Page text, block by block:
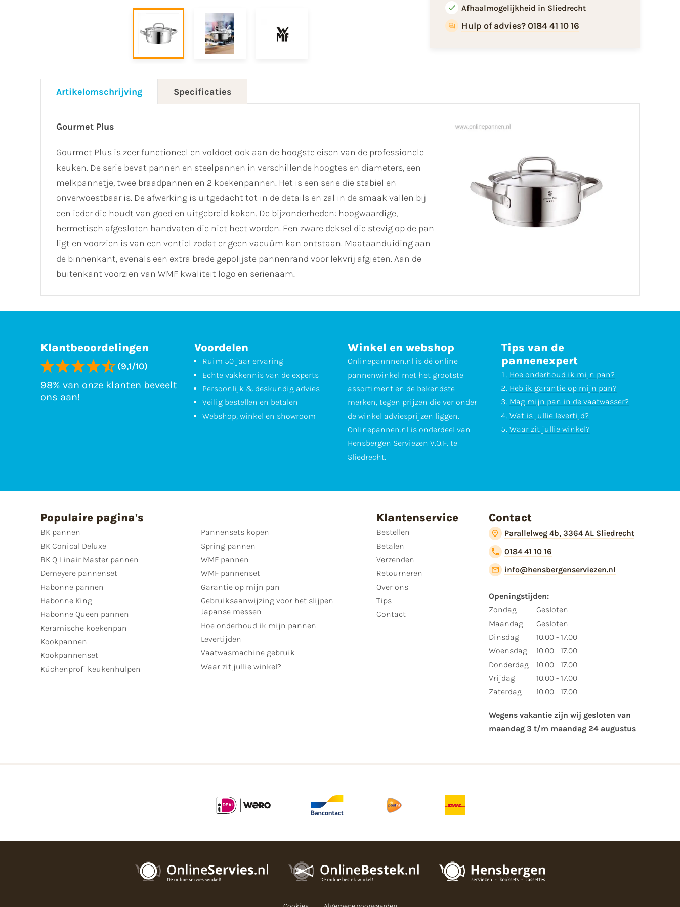
Afhaalmogelijkheid in Sliedrecht
Hulp of advies? 0184 41 10 16
Artikelomschrijving Specificaties
Gourmet Plus
Gourmet Plus is zeer functioneel en voldoet ook aan de hoogste eisen van de professionele
keuken. De serie bevat pannen en steelpannen in verschillende hoogtes en diameters, een
melkpannetje, twee braadpannen en 2 koekenpannen. Het is een serie die stabiel en
onverwoestbaar is. De afwerking is uitgedacht tot in de details en zal in de smaak vallen bij
een ieder die houdt van goed en uitgebreid koken. De bijzonderheden: hoogwaardige,
hermetisch afgesloten handvaten die niet heet worden. Een zware deksel die stevig op de pan
ligt en voorzien is van een ventiel zodat er geen vacuüm kan ontstaan. Maataanduiding aan
de binnenkant, evenals een extra brede gepolijste pannenrand voor lekvrij afgieten. Aan de
buitenkant voorzien van WMF kwaliteit logo en serienaam.
Klantbeoordelingen
(9,1/10)
98% van onze klanten beveelt
ons aan!
Voordelen
Ruim 50 jaar ervaring
Echte vakkennis van de experts
Persoonlijk & deskundig advies
Veilig bestellen en betalen
Webshop, winkel en showroom
Winkel en webshop
Onlinepannnen.nl is dé online
pannenwinkel met het grootste
assortiment en de bekendste
merken, tegen prijzen die ver onder
de winkel adviesprijzen liggen.
Onlinepannen.nl is onderdeel van
Hensbergen Serviezen V.O.F. te
Sliedrecht.
Tips van de
pannenexpert
Hoe onderhoud ik mijn pan?
Heb ik garantie op mijn pan?
Mag mijn pan in de vaatwasser?
Wat is jullie levertijd?
Waar zit jullie winkel?
Populaire pagina's
BK pannen
BK Conical Deluxe
BK Q-Linair Master pannen
Demeyere pannenset
Habonne pannen
Habonne King
Habonne Queen pannen
Keramische koekenpan
Kookpannen
Kookpannenset
Küchenprofi keukenhulpen
Pannensets kopen
Spring pannen
WMF pannen
WMF pannenset
Garantie op mijn pan
Gebruiksaanwijzing voor het slijpen
Japanse messen
Hoe onderhoud ik mijn pannen
Levertijden
Vaatwasmachine gebruik
Waar zit jullie winkel?
Klantenservice
Bestellen
Betalen
Verzenden
Retourneren
Over ons
Tips
Contact
Contact
Parallelweg 4b, 3364 AL Sliedrecht
0184 41 10 16
info@hensbergenserviezen.nl
Openingstijden:​
​Zondag
Maandag
Dinsdag
Woensdag
Donderdag
Vrijdag
Zaterdag
Gesloten
Gesloten
10.00 - 17.00
10.00 - 17.00
10.00 - 17.00
10.00 - 17.00
10.00 - 17.00
Wegens vakantie zijn wij gesloten van ​
maandag 3 t/m maandag 24 augustus